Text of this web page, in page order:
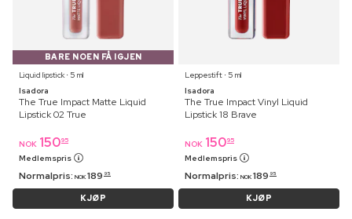
BARE NOEN FÅ IGJEN
Liquid lipstick ⋅ 5 ml
Isadora
The True Impact Matte Liquid
Lipstick 02 True
NOK 15095
Medlemspris
Normalpris: NOK 189 95
KJØP
Leppestift ⋅ 5 ml
Isadora
The True Impact Vinyl Liquid
Lipstick 18 Brave
NOK 15095
Medlemspris
Normalpris: NOK 189 95
KJØP